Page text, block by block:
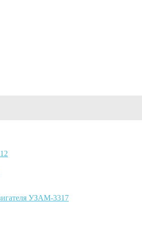
УЗАМ-3317